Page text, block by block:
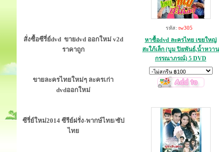
สั่งซื้อซีรี่ย์dvd ขายdvd ออกใหม่ v2d
ราคาถูก
ขายละครไทยใหม่ๆ ละครเก่า
dvdออกใหม่
ซีรี่ย์ใหม่2014 ซีรีย์ฝรั่ง-พากษ์ไทย/ซัป
ไทย
รหัส: tw305
หาซื้อdvd ละครไทย เขยใหญ่
สะใภ้เล็ก (บูม ปิยพันธ์,น้ำหวาน
กรรณาภรณ์) 5 DVD